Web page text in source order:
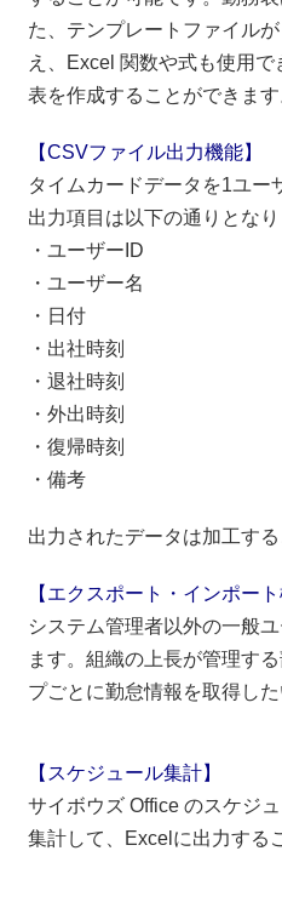
た、テンプレートファイル
え、Excel 関数や式も使用
表を作成することができま
【CSVファイル出力機能】
タイムカードデータを1ユ
出力項目は以下の通りとな
・ユーザーID
・ユーザー名
・日付
・出社時刻
・退社時刻
・外出時刻
・復帰時刻
・備考
出力されたデータは加工す
【エクスポート・インポー
システム管理者以外の一般
ます。 組織の上長が管理す
プごとに勤怠情報を取得し
【スケジュール集計】
サイボウズ Office のスケジ
集計して、Excelに出力する